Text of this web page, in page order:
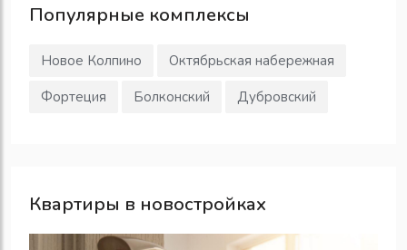
Популярные комплексы
Новое Колпино
Октябрьская набережная
Фортеция
Болконский Дубровский
Квартиры в новостройках